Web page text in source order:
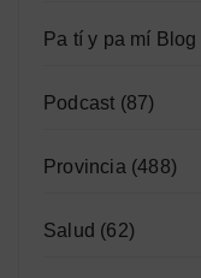
Pa tí y pa mí Blog
Podcast (87)
Provincia (488)
Salud (62)